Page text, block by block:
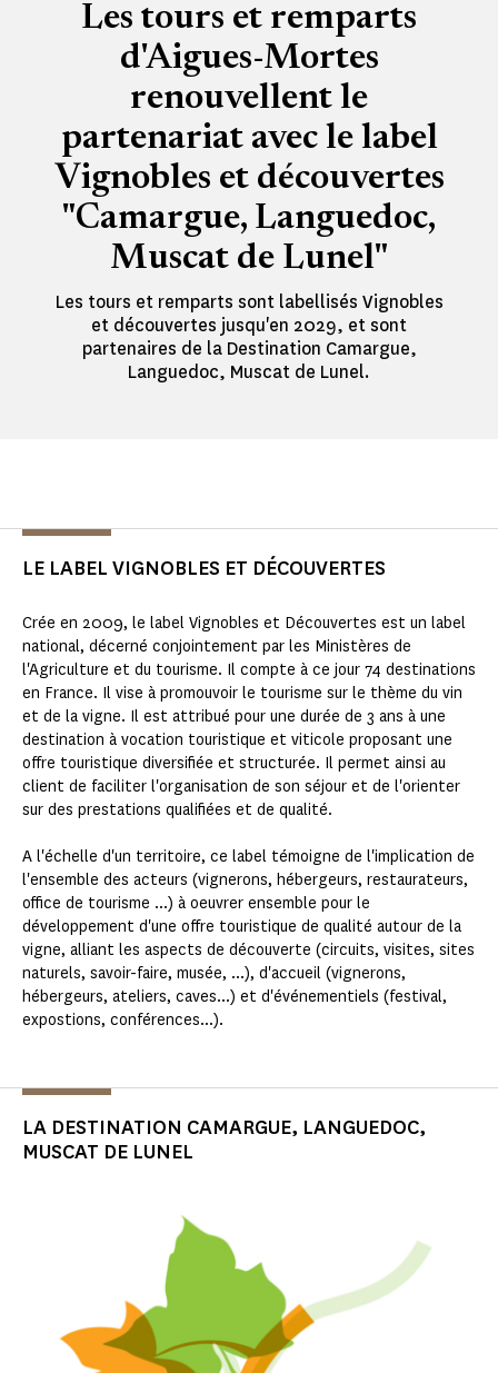
Les tours et remparts
d'Aigues-Mortes
renouvellent le
partenariat avec le label
Vignobles et découvertes
"Camargue, Languedoc,
Muscat de Lunel"
Les tours et remparts sont labellisés Vignobles
et découvertes jusqu'en 2029, et sont
partenaires de la Destination Camargue,
Languedoc, Muscat de Lunel.
LE LABEL VIGNOBLES ET DÉCOUVERTES
Crée en 2009, le label Vignobles et Découvertes est un label
national, décerné conjointement par les Ministères de
l'Agriculture et du tourisme. Il compte à ce jour 74 destinations
en France. Il vise à promouvoir le tourisme sur le thème du vin
et de la vigne. Il est attribué pour une durée de 3 ans à une
destination à vocation touristique et viticole proposant une
offre touristique diversifiée et structurée. Il permet ainsi au
client de faciliter l'organisation de son séjour et de l'orienter
sur des prestations qualifiées et de qualité.
A l'échelle d'un territoire, ce label témoigne de l'implication de
l'ensemble des acteurs (vignerons, hébergeurs, restaurateurs,
office de tourisme ...) à oeuvrer ensemble pour le
développement d'une offre touristique de qualité autour de la
vigne, alliant les aspects de découverte (circuits, visites, sites
naturels, savoir-faire, musée, ...), d'accueil (vignerons,
hébergeurs, ateliers, caves...) et d'événementiels (festival,
expostions, conférences...).
LA DESTINATION CAMARGUE, LANGUEDOC,
MUSCAT DE LUNEL